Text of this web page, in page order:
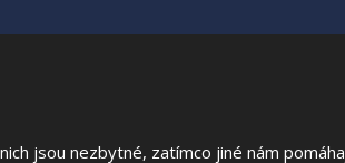
jsou nezbytné, zatímco jiné nám